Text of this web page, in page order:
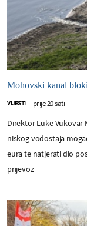
Mohovski kanal
VIJESTI - prije 20 sati
Direktor Luke Vukovar
niskog vodostaja
eura te natjerati dio
prijevoz